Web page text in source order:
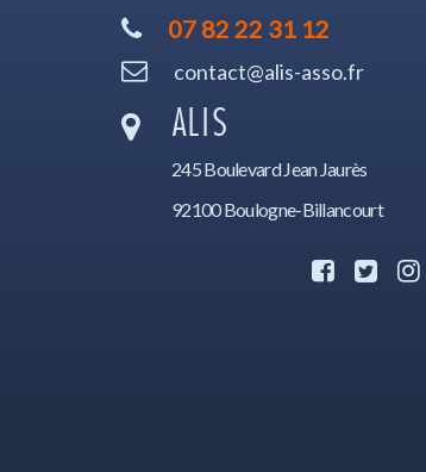
07 82 22 31 12
contact@alis-asso.fr
ALIS
245 Boulevard Jean Jaurès
92100 Boulogne-Billancourt